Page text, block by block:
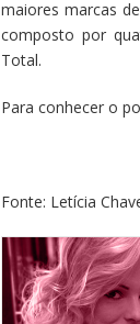
maiores marcas
composto por
Total.
Para conhecer o
Fonte: Letícia